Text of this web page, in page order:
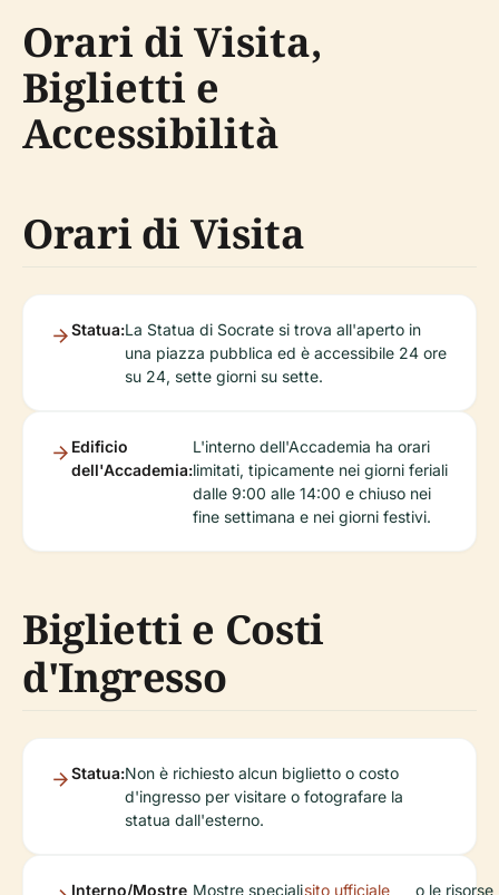
Orari di Visita,
Biglietti e
Accessibilità
Orari di Visita
Statua:La Statua di Socrate si trova all'aperto in
una piazza pubblica ed è accessibile 24 ore
su 24, sette giorni su sette.
Edificio
dell'Accademia:
L'interno dell'Accademia ha orari
limitati, tipicamente nei giorni feriali
dalle 9:00 alle 14:00 e chiuso nei
fine settimana e nei giorni festivi.
Biglietti e Costi
d'Ingresso
Statua:Non è richiesto alcun biglietto o costo
d'ingresso per visitare o fotografare la
statua dall'esterno.
Interno/Mostre Mostre specialisito ufficiale o le risorse